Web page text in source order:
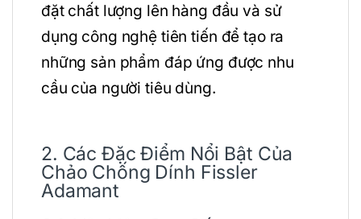
đặt chất lượng lên hàng đầu và sử
dụng công nghệ tiên tiến để tạo ra
những sản phẩm đáp ứng được nhu
cầu của người tiêu dùng.
2. Các Đặc Điểm Nổi Bật Của
Chảo Chống Dính Fissler
Adamant